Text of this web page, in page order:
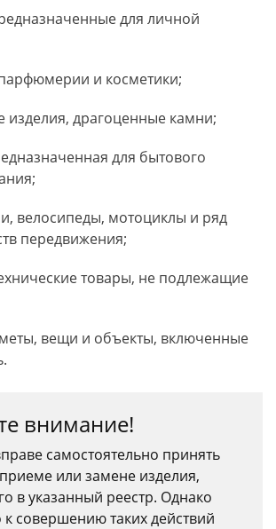
для личной
и косметики;
изделия, драгоценные камни;
для бытового
велосипеды, мотоциклы и ряд
передвижения;
товары, не подлежащие
вещи и объекты, включенные
внимание!
самостоятельно принять
или замене изделия,
в указанный реестр. Однако
к совершению таких действий